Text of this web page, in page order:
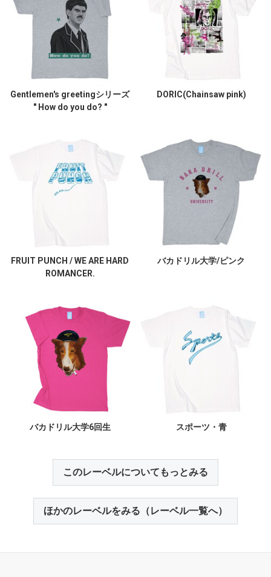
Gentlemen's greetingシリーズ
" How do you do? "
DORIC(Chainsaw pink)
FRUIT PUNCH / WE ARE HARD
ROMANCER.
バカドリル大学/ピンク
バカドリル大学6回生 スポーツ・青
このレーベルについてもっとみる
ほかのレーベルをみる（レーベル一覧へ）